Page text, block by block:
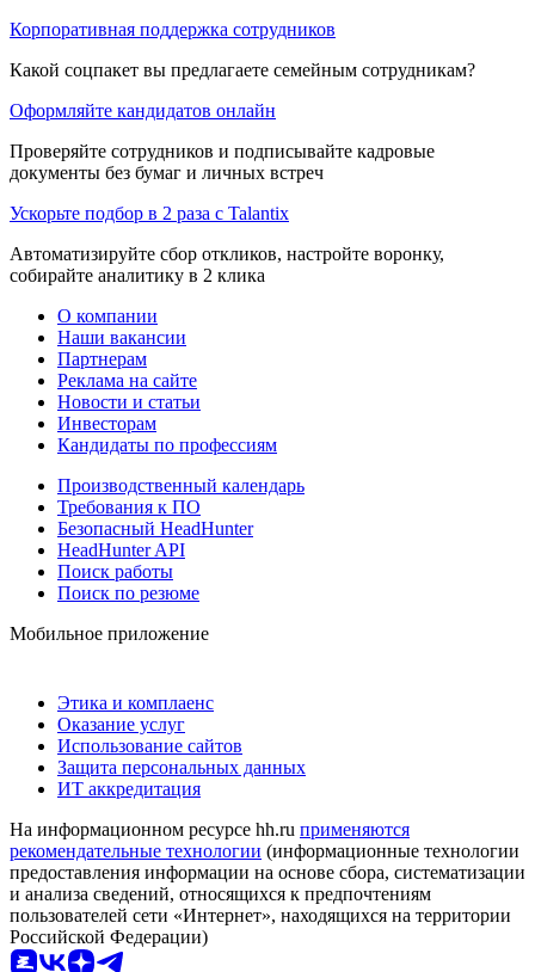
Корпоративная поддержка сотрудников
Какой соцпакет вы предлагаете семейным сотрудникам?
Оформляйте кандидатов онлайн
Проверяйте сотрудников и подписывайте кадровые
документы без бумаг и личных встреч
Ускорьте подбор в 2 раза с Talantix
Автоматизируйте сбор откликов, настройте воронку,
собирайте аналитику в 2 клика
О компании
Наши вакансии
Партнерам
Реклама на сайте
Новости и статьи
Инвесторам
Кандидаты по профессиям
Производственный календарь
Требования к ПО
Безопасный HeadHunter
HeadHunter API
Поиск работы
Поиск по резюме
Мобильное приложение
Этика и комплаенс
Оказание услуг
Использование сайтов
Защита персональных данных
ИТ аккредитация
На информационном ресурсе hh.ru применяются
рекомендательные технологии (информационные технологии
предоставления информации на основе сбора, систематизации
и анализа сведений, относящихся к предпочтениям
пользователей сети «Интернет», находящихся на территории
Российской Федерации)